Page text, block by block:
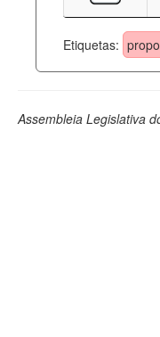
Perguntas frequentes
Etiquetas:
Assembleia Legislativa